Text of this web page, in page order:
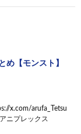
め【モンスト】
x.com/arufa_Tetsu
ニプレックス